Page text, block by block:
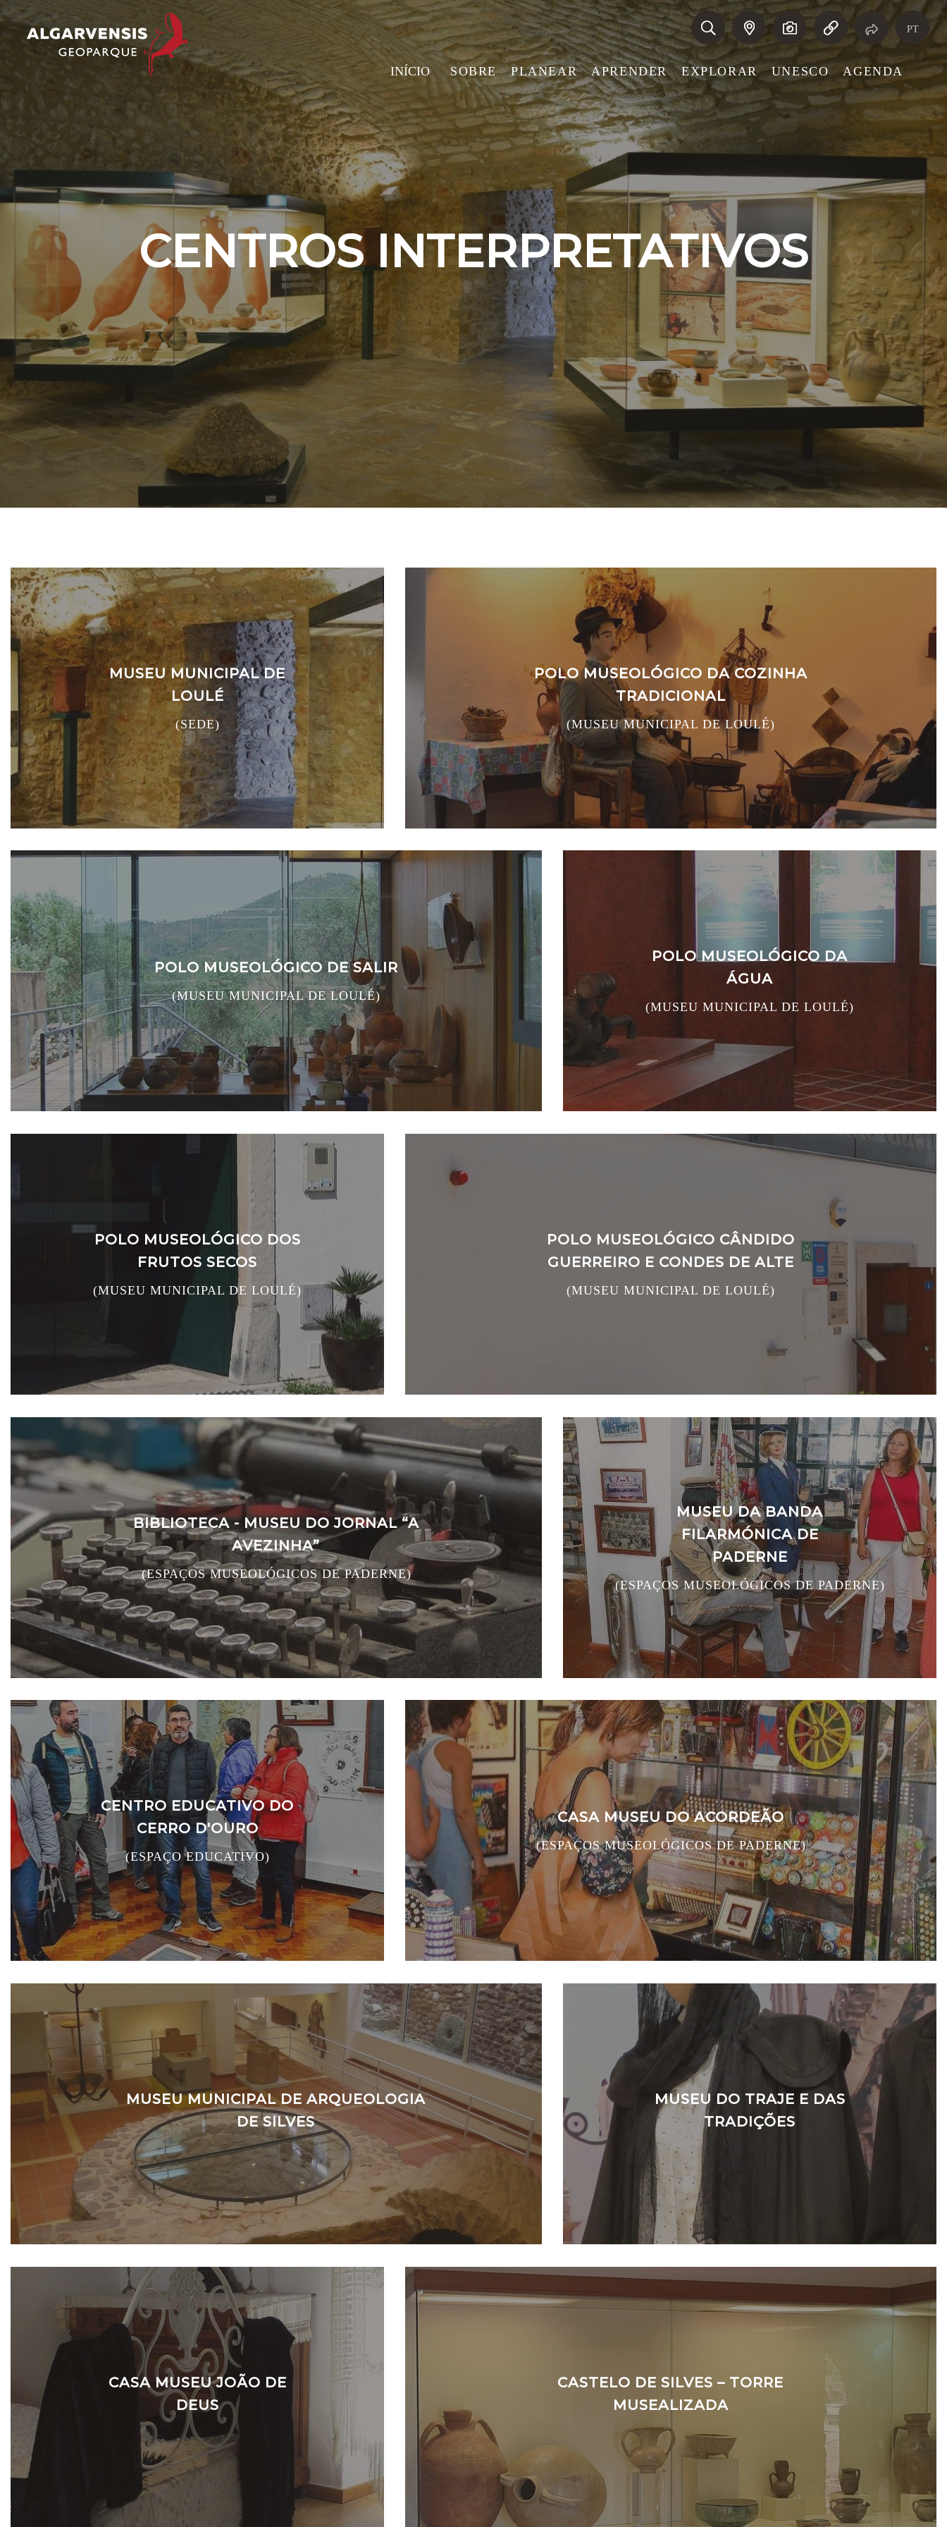
INÍCIO SOBRE PLANEAR APRENDER EXPLORAR UNESCO AGENDA
PT
CENTROS INTERPRETATIVOS
MUSEU MUNICIPAL DE
LOULÉ
(SEDE)
POLO MUSEOLÓGICO DA COZINHA
TRADICIONAL
(MUSEU MUNICIPAL DE LOULÉ)
POLO MUSEOLÓGICO DE SALIR
(MUSEU MUNICIPAL DE LOULÉ)
POLO MUSEOLÓGICO DA
ÁGUA
(MUSEU MUNICIPAL DE LOULÉ)
POLO MUSEOLÓGICO DOS
FRUTOS SECOS
(MUSEU MUNICIPAL DE LOULÉ)
POLO MUSEOLÓGICO CÂNDIDO
GUERREIRO E CONDES DE ALTE
(MUSEU MUNICIPAL DE LOULÉ)
BIBLIOTECA - MUSEU DO JORNAL “A
AVEZINHA”
(ESPAÇOS MUSEOLÓGICOS DE PADERNE)
MUSEU DA BANDA
FILARMÓNICA DE
PADERNE
(ESPAÇOS MUSEOLÓGICOS DE PADERNE)
CENTRO EDUCATIVO DO
CERRO D'OURO
(ESPAÇO EDUCATIVO)
CASA MUSEU DO ACORDEÃO
(ESPAÇOS MUSEOLÓGICOS DE PADERNE)
MUSEU MUNICIPAL DE ARQUEOLOGIA
DE SILVES
MUSEU DO TRAJE E DAS
TRADIÇÕES
CASA MUSEU JOÃO DE
DEUS
CASTELO DE SILVES – TORRE
MUSEALIZADA